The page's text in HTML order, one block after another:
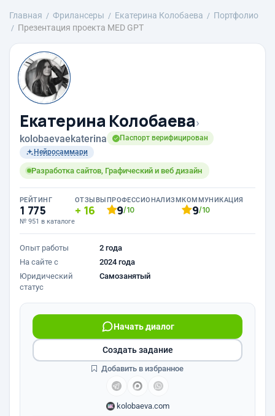
Главная Фрилансеры Екатерина Колобаева
Портфолио
Презентация проекта MED GPT
Екатерина Колобаева›
kolobaevaekaterina
Паспорт верифицирован
Нейросаммари
Разработка сайтов, Графический и веб дизайн
РЕЙТИНГ
1 775
№ 951 в каталоге
ОТЗЫВЫ
16
ПРОФЕССИОНАЛИЗМ
9/10
КОММУНИКАЦИЯ
9/10
Опыт работы
2 года
На сайте с
2024 года
Юридический
статус
Самозанятый
Начать диалог
kolobaeva.com
Создать задание
Добавить в избранное